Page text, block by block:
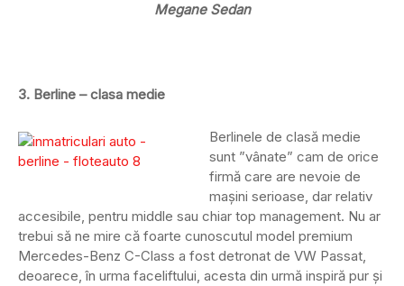
Megane Sedan
3. Berline – clasa medie
Berlinele de clasă medie
sunt ”vânate” cam de orice
firmă care are nevoie de
mașini serioase, dar relativ
accesibile, pentru middle sau chiar top management. Nu ar
trebui să ne mire că foarte cunoscutul model premium
Mercedes-Benz C-Class a fost detronat de VW Passat,
deoarece, în urma faceliftului, acesta din urmă inspiră pur și